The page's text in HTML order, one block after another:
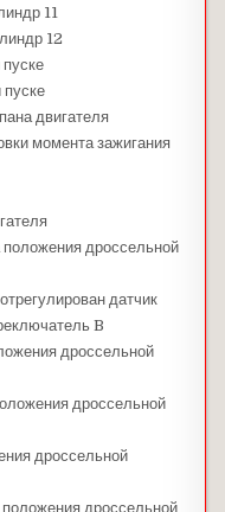
11
12
двигателя
момента зажигания
дроссельной
датчик
B
дроссельной
дроссельной
дроссельной
дроссельной